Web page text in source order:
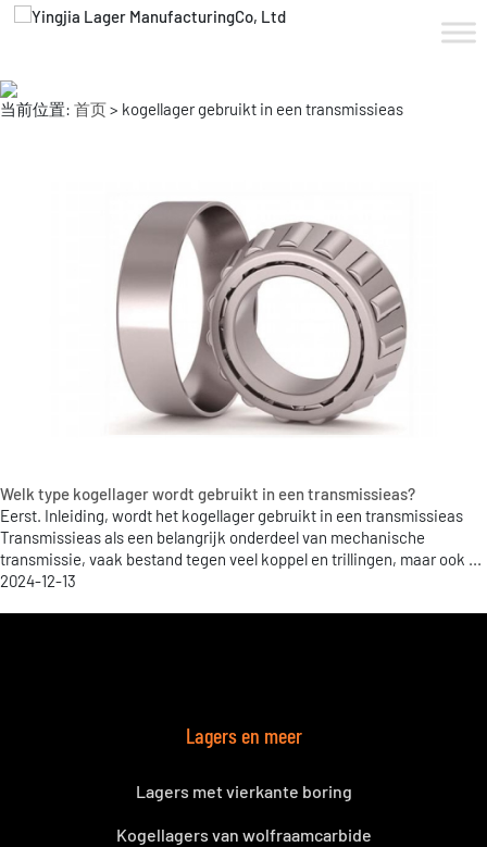
当前位置: 首页> kogellager gebruikt in een transmissieas
Welk type kogellager wordt gebruikt in een transmissieas?
Eerst. Inleiding, wordt het kogellager gebruikt in een transmissieas
Transmissieas als een belangrijk onderdeel van mechanische
transmissie, vaak bestand tegen veel koppel en trillingen, maar ook ...
2024-12-13
Lagers en meer
Lagers met vierkante boring
Kogellagers van wolfraamcarbide